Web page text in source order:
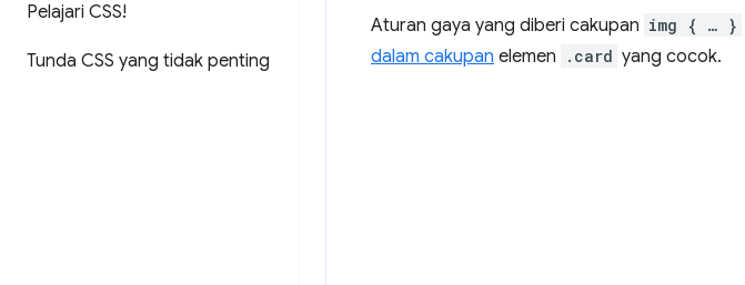
Pelajari CSS!
Tunda CSS yang tidak penting
Aturan gaya yang diberi cakupan img { … }
dalam cakupan elemen .card yang cocok.